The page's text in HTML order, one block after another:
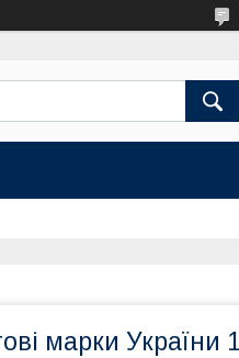
марки України